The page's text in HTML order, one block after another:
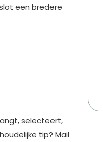
een bredere
selecteert,
tip? Mail